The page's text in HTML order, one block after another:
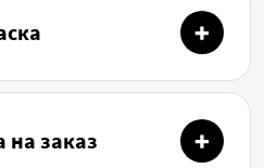
на заказ